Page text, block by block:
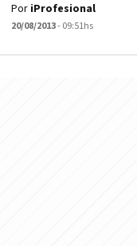
Por iProfesional
20/08/2013- 09:51hs